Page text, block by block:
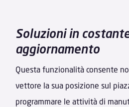
Soluzioni in
aggiornamento
Questa funzionalità consente
vettore la sua posizione sul
programmare le attività di